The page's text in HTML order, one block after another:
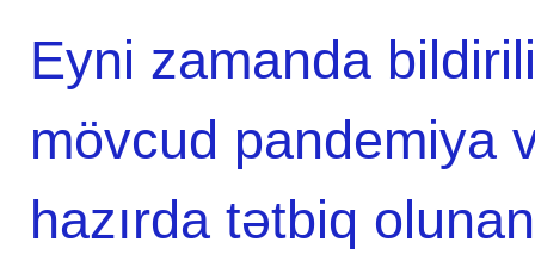
Eyni zamanda
mövcud pandemiya
hazırda tətbiq